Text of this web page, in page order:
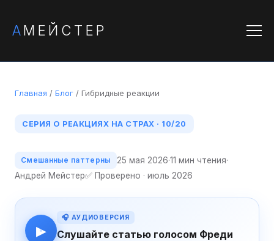
АМЕЙСТЕР
Главная / Блог / Гибридные реакции
СЕРИЯ О РЕАКЦИЯХ НА СТРАХ · 10/20
Смешанные паттерны 25 мая 2026·11 мин чтения·
Андрей Мейстер✅ Проверено · июль 2026
▶
🎧 АУДИОВЕРСИЯ
Слушайте статью голосом Фреди